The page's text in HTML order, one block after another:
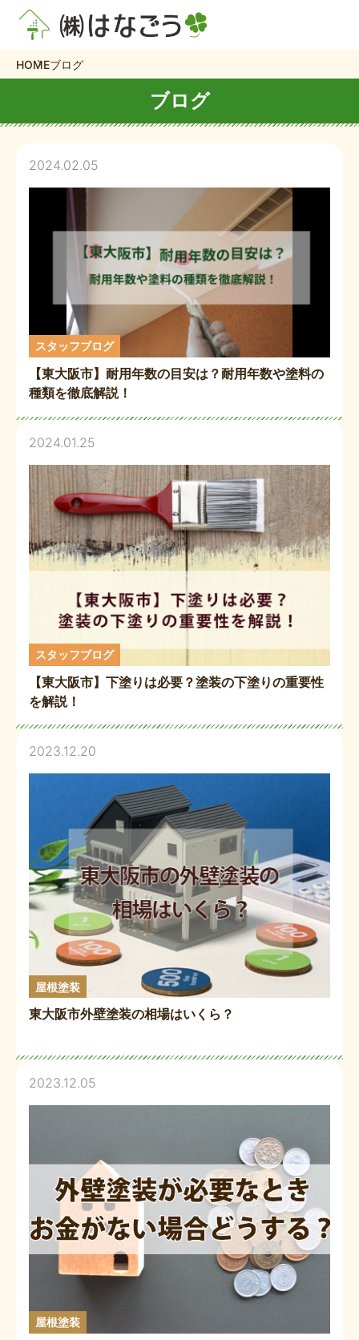
HOMEブログ
ブログ
2024.02.05
スタッフブログ
【東大阪市】耐用年数の目安は？耐用年数や塗料の
種類を徹底解説！
2024.01.25
スタッフブログ
【東大阪市】下塗りは必要？塗装の下塗りの重要性
を解説！
2023.12.20
屋根塗装
東大阪市外壁塗装の相場はいくら？
2023.12.05
屋根塗装